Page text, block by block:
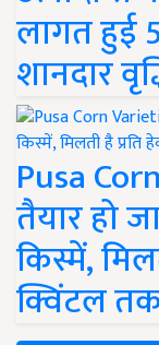
लागत हुई
शानदार
Pusa
तैयार हो
किस्में,
क्विंटल